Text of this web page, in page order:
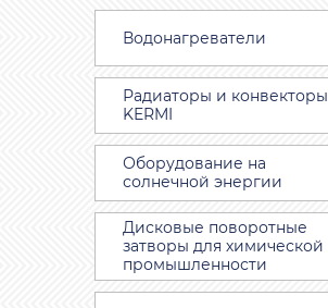
Водонагреватели
Радиаторы и конвекторы
KERMI
Оборудование на
солнечной энергии
Дисковые поворотные
затворы для химической
промышленности